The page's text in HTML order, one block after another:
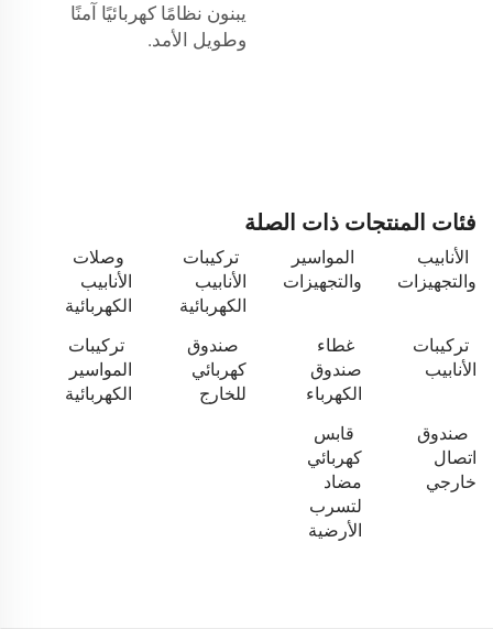
يبنون نظامًا كهربائيًا آمنًا
وطويل الأمد.
فئات المنتجات ذات الصلة
الأنابيب
والتجهيزات
المواسير
والتجهيزات
تركيبات
الأنابيب
الكهربائية
وصلات
الأنابيب
الكهربائية
تركيبات
الأنابيب
غطاء
صندوق
الكهرباء
صندوق
كهربائي
للخارج
تركيبات
المواسير
الكهربائية
صندوق
اتصال
خارجي
قابس
كهربائي
مضاد
لتسرب
الأرضية